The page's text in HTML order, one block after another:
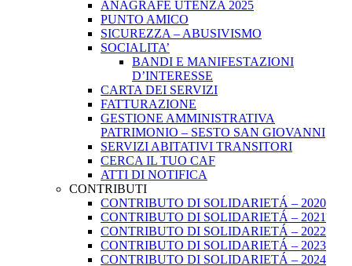
ANAGRAFE UTENZA 2025
PUNTO AMICO
SICUREZZA – ABUSIVISMO
SOCIALITA’
BANDI E MANIFESTAZIONI
D’INTERESSE
CARTA DEI SERVIZI
FATTURAZIONE
GESTIONE AMMINISTRATIVA
PATRIMONIO – SESTO SAN GIOVANNI
SERVIZI ABITATIVI TRANSITORI
CERCA IL TUO CAF
ATTI DI NOTIFICA
CONTRIBUTI
CONTRIBUTO DI SOLIDARIETÁ – 2020
CONTRIBUTO DI SOLIDARIETÁ – 2021
CONTRIBUTO DI SOLIDARIETÁ – 2022
CONTRIBUTO DI SOLIDARIETÁ – 2023
CONTRIBUTO DI SOLIDARIETÁ – 2024